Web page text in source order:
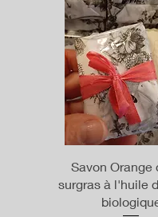
Aperçu
Savon Orange
surgras à l'huile